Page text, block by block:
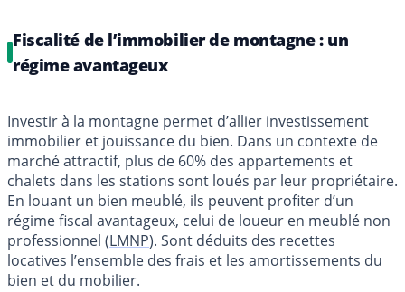
Fiscalité de l’immobilier de montagne : un
régime avantageux
Investir à la montagne permet d’allier investissement
immobilier et jouissance du bien. Dans un contexte de
marché attractif, plus de 60% des appartements et
chalets dans les stations sont loués par leur propriétaire.
En louant un bien meublé, ils peuvent profiter d’un
régime fiscal avantageux, celui de loueur en meublé non
professionnel (LMNP). Sont déduits des recettes
locatives l’ensemble des frais et les amortissements du
bien et du mobilier.